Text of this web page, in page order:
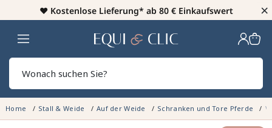
♥️ Kostenlose Lieferung* ab 80 € Einkaufswert ×
Heim
Home Stall & Weide Auf der Weide Schranken und Tore Pferde